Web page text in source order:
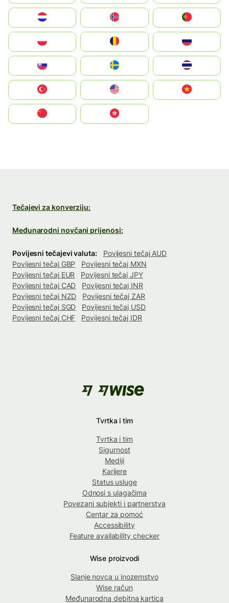
United States
中國香港特別行政區
Tečajevi za konverziju:
Međunarodni novčani prijenosi:
Povijesni tečajevi valuta:
Povijesni tečaj AUD
Povijesni tečaj GBP
Povijesni tečaj MXN
Povijesni tečaj EUR
Povijesni tečaj JPY
Povijesni tečaj CAD
Povijesni tečaj INR
Povijesni tečaj NZD
Povijesni tečaj ZAR
Povijesni tečaj SGD
Povijesni tečaj USD
Povijesni tečaj CHF
Povijesni tečaj IDR
Tvrtka i tim
Tvrtka i tim
Sigurnost
Mediji
Karijere
Status usluge
Odnosi s ulagačima
Povezani subjekti i partnerstva
Centar za pomoć
Accessibility
Feature availability checker
Wise proizvodi
Slanje novca u inozemstvo
Wise račun
Međunarodna debitna kartica